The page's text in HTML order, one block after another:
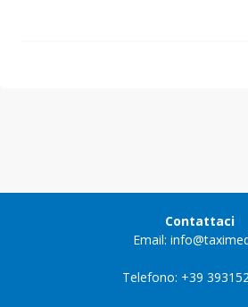
Contattaci
Email:
Telefono: +39